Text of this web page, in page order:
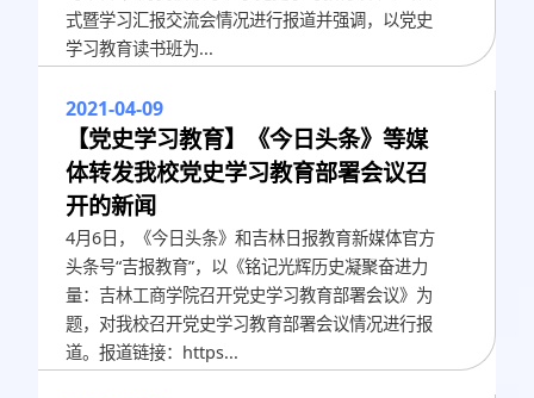
式暨学习汇报交流会情况进行报道并强调，以党史
学习教育读书班为...
2021-04-09
【党史学习教育】《今日头条》等媒
体转发我校党史学习教育部署会议召
开的新闻
4月6日，《今日头条》和吉林日报教育新媒体官方
头条号“吉报教育”，以《铭记光辉历史凝聚奋进力
量：吉林工商学院召开党史学习教育部署会议》为
题，对我校召开党史学习教育部署会议情况进行报
道。报道链接：https...